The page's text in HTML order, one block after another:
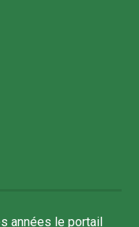
années le portail